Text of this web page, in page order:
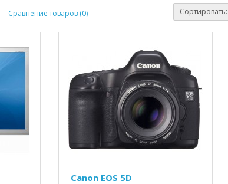
Сравнение товаров (0) Сортировать:
Canon EOS 5D